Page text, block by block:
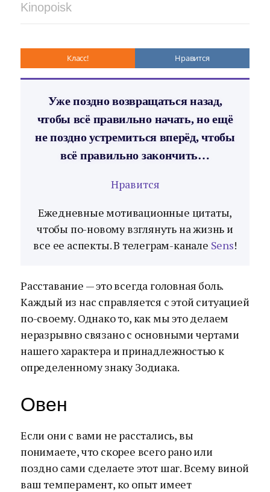
Kinopoisk
Класс! Нравится
Уже поздно возвращаться назад,
чтобы всё правильно начать, но ещё
не поздно устремиться вперёд, чтобы
всё правильно закончить…
Нравится
Ежедневные мотивационные цитаты,
чтобы по-новому взглянуть на жизнь и
все ее аспекты. В телеграм-канале Sens!
Расставание — это всегда головная боль.
Каждый из нас справляется с этой ситуацией
по-своему. Однако то, как мы это делаем
неразрывно связано с основными чертами
нашего характера и принадлежностью к
определенному знаку Зодиака.
Овен
Если они с вами не расстались, вы
понимаете, что скорее всего рано или
поздно сами сделаете этот шаг. Всему виной
ваш темперамент, ко опыт имеет